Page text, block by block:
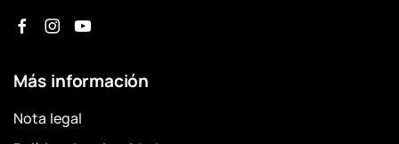
Más información
Nota legal